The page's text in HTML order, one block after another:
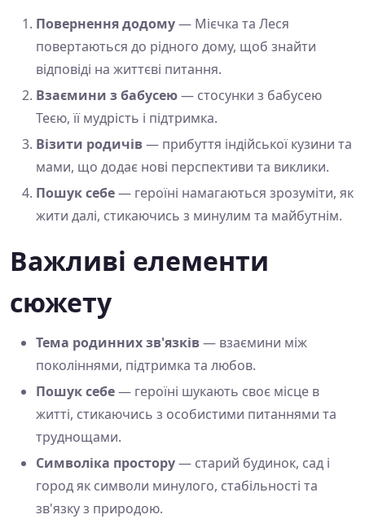
Повернення додому— Мієчка та Леся
повертаються до рідного дому, щоб знайти
відповіді на життєві питання.
Взаємини з бабусею— стосунки з бабусею
Теєю, її мудрість і підтримка.
Візити родичів— прибуття індійської кузини та
мами, що додає нові перспективи та виклики.
Пошук себе— героїні намагаються зрозуміти, як
жити далі, стикаючись з минулим та майбутнім.
Важливі елементи
сюжету
Тема родинних зв'язків— взаємини між
поколіннями, підтримка та любов.
Пошук себе— героїні шукають своє місце в
житті, стикаючись з особистими питаннями та
труднощами.
Символіка простору— старий будинок, сад і
город як символи минулого, стабільності та
зв'язку з природою.